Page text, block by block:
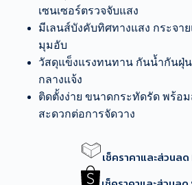
เซนเซอร์ตรวจจับแสง
มีเลนส์บังคับทิศทางแสง กระจา
มุมอับ
วัสดุแข็งแรงทนทาน กันน้ำกันฝุ่น
กลางแจ้ง
ติดตั้งง่าย ขนาดกระทัดรัด พร้อม
สะดวกต่อการจัดวาง
เช็คราคาและส่วนล